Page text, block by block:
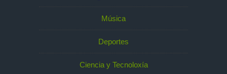
Música
Deportes
Ciencia y Tecnoloxía